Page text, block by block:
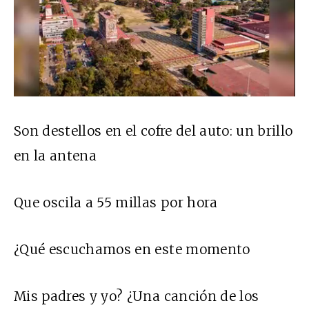
Son destellos en el cofre del auto: un brillo
en la antena
Que oscila a 55 millas por hora
¿Qué escuchamos en este momento
Mis padres y yo? ¿Una canción de los